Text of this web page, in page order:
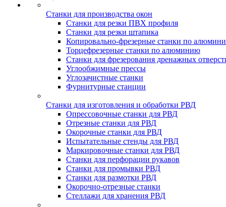
Станки для производства окон
Станки для резки ПВХ профиля
Станки для резки штапика
Копировально-фрезерные станки по
Торцефрезерные станки по алюминию
Станки для фрезерования дренажных
Углообжимные прессы
Углозачистные станки
Фурнитурные станции
Станки для изготовления и обработки РВД
Опрессовочные станки для РВД
Отрезные станки для РВД
Окорочные станки для РВД
Испытательные стенды для РВД
Маркировочные станки для РВД
Станки для перфорации рукавов
Станки для промывки РВД
Станки для размотки РВД
Окорочно-отрезные станки
Стеллажи для хранения РВД